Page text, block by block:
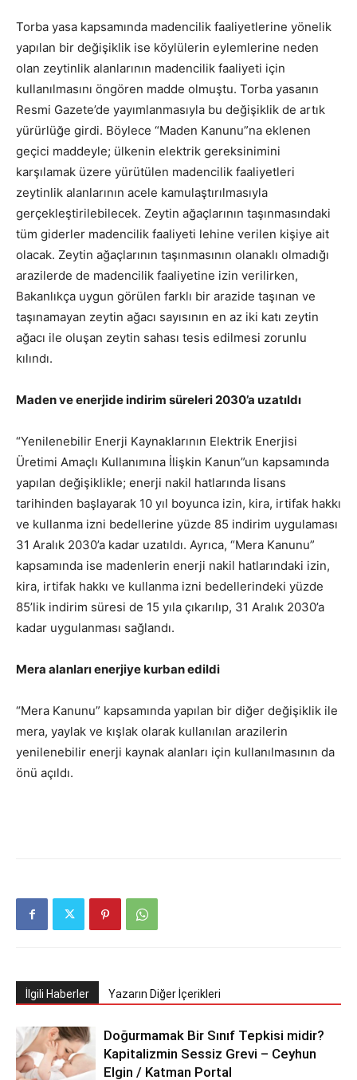
Torba yasa kapsamında madencilik faaliyetlerine yönelik
yapılan bir değişiklik ise köylülerin eylemlerine neden
olan zeytinlik alanlarının madencilik faaliyeti için
kullanılmasını öngören madde olmuştu. Torba yasanın
Resmi Gazete’de yayımlanmasıyla bu değişiklik de artık
yürürlüğe girdi. Böylece “Maden Kanunu”na eklenen
geçici maddeyle; ülkenin elektrik gereksinimini
karşılamak üzere yürütülen madencilik faaliyetleri
zeytinlik alanlarının acele kamulaştırılmasıyla
gerçekleştirilebilecek. Zeytin ağaçlarının taşınmasındaki
tüm giderler madencilik faaliyeti lehine verilen kişiye ait
olacak. Zeytin ağaçlarının taşınmasının olanaklı olmadığı
arazilerde de madencilik faaliyetine izin verilirken,
Bakanlıkça uygun görülen farklı bir arazide taşınan ve
taşınamayan zeytin ağacı sayısının en az iki katı zeytin
ağacı ile oluşan zeytin sahası tesis edilmesi zorunlu
kılındı.
Maden ve enerjide indirim süreleri 2030’a uzatıldı
“Yenilenebilir Enerji Kaynaklarının Elektrik Enerjisi
Üretimi Amaçlı Kullanımına İlişkin Kanun”un kapsamında
yapılan değişiklikle; enerji nakil hatlarında lisans
tarihinden başlayarak 10 yıl boyunca izin, kira, irtifak hakkı
ve kullanma izni bedellerine yüzde 85 indirim uygulaması
31 Aralık 2030’a kadar uzatıldı. Ayrıca, “Mera Kanunu”
kapsamında ise madenlerin enerji nakil hatlarındaki izin,
kira, irtifak hakkı ve kullanma izni bedellerindeki yüzde
85’lik indirim süresi de 15 yıla çıkarılıp, 31 Aralık 2030’a
kadar uygulanması sağlandı.
Mera alanları enerjiye kurban edildi
“Mera Kanunu” kapsamında yapılan bir diğer değişiklik ile
mera, yaylak ve kışlak olarak kullanılan arazilerin
yenilenebilir enerji kaynak alanları için kullanılmasının da
önü açıldı.
İlgili Haberler Yazarın Diğer İçerikleri
Doğurmamak Bir Sınıf Tepkisi midir?
Kapitalizmin Sessiz Grevi – Ceyhun
Elgin / Katman Portal